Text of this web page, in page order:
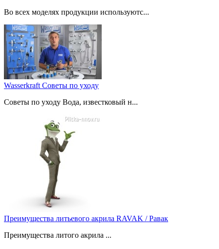
Во всех моделях продукции используютс...
Wasserkraft Советы по уходу
Советы по уходу Вода, известковый н...
Преимущества литьевого акрила RAVAK / Равак
Преимущества литого акрила ...